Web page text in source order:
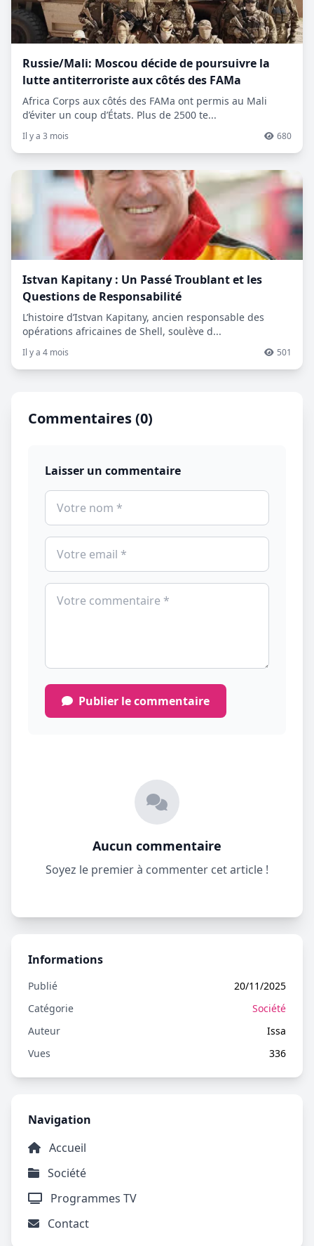
Russie/Mali: Moscou décide de poursuivre la
lutte antiterroriste aux côtés des FAMa
Africa Corps aux côtés des FAMa ont permis au Mali
d’éviter un coup d’États. Plus de 2500 te...
Il y a 3 mois 680
Istvan Kapitany : Un Passé Troublant et les
Questions de Responsabilité
L’histoire d’Istvan Kapitany, ancien responsable des
opérations africaines de Shell, soulève d...
Il y a 4 mois 501
Commentaires (0)
Laisser un commentaire
Publier le commentaire
Aucun commentaire
Soyez le premier à commenter cet article !
Informations
Publié
20/11/2025
Catégorie
Société
Auteur
Issa
Vues
336
Navigation
Accueil
Société
Programmes TV
Contact